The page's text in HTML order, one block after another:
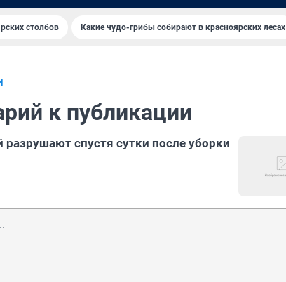
столбов Какие чудо-грибы собирают в красноярских лесах
к публикации
спустя сутки после уборки